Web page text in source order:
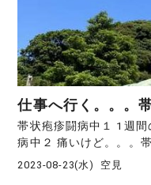
仕事へ行く。。。
帯状疱疹闘病中１ 1週
病中２ 痛いけど。。。
2023-08-23(水) 空見